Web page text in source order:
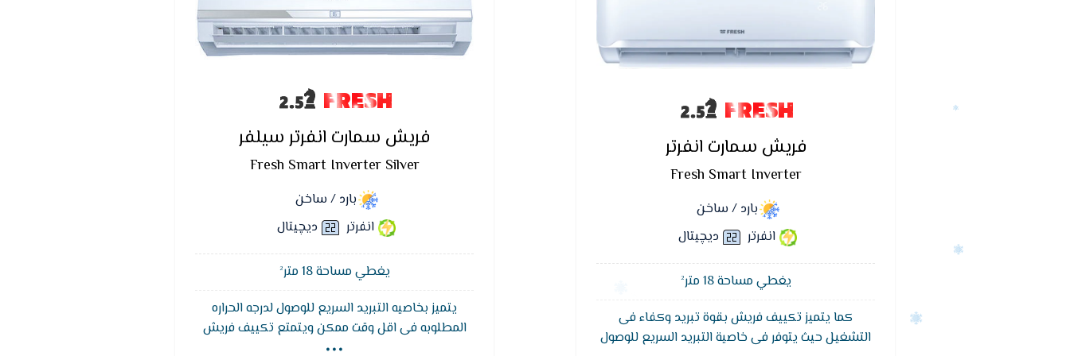
FRESH
فريش سمارت انفرتر
Fresh Smart Inverter
بارد / ساخن
انفرتر
ديچيتال
يغطي مساحة 18 متر²
كما يتميز تكييف فريش بقوة تبريد وكفاء فى
التشغيل حيث يتوفر فى خاصية التبريد السريع للوصول
FRESH
فريش سمارت انفرتر سيلفر
Fresh Smart Inverter Silver
بارد / ساخن
انفرتر
ديچيتال
يغطي مساحة 18 متر²
يتميز بخاصيه التبريد السريع للوصول لدرجه الحراره
المطلوبه فى اقل وقت ممكن ويتمتع تكييف فريش
سمارت بوحده داخليه ذات شكل عصرى وجذاب يناسب
...